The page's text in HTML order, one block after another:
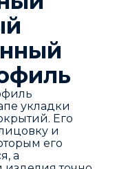
укладки
Его
и
его
а